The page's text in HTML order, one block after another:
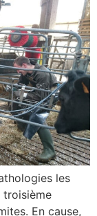
les
troisième
En cause,